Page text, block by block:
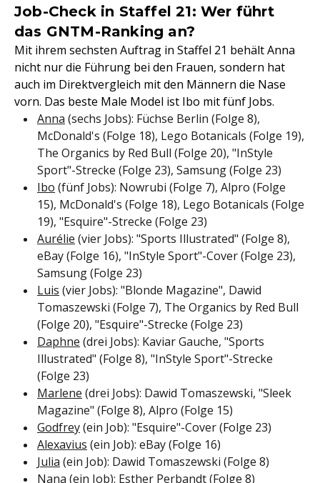
Job-Check in Staffel 21: Wer führt
das GNTM-Ranking an?
Mit ihrem sechsten Auftrag in Staffel 21 behält Anna
nicht nur die Führung bei den Frauen, sondern hat
auch im Direktvergleich mit den Männern die Nase
vorn. Das beste Male Model ist Ibo mit fünf Jobs.
Anna (sechs Jobs): Füchse Berlin (Folge 8),
McDonald's (Folge 18), Lego Botanicals (Folge 19),
The Organics by Red Bull (Folge 20), "InStyle
Sport"-Strecke (Folge 23), Samsung (Folge 23)
Ibo (fünf Jobs): Nowrubi (Folge 7), Alpro (Folge
15), McDonald's (Folge 18), Lego Botanicals (Folge
19), "Esquire"-Strecke (Folge 23)
Aurélie (vier Jobs): "Sports Illustrated" (Folge 8),
eBay (Folge 16), "InStyle Sport"-Cover (Folge 23),
Samsung (Folge 23)
Luis (vier Jobs): "Blonde Magazine", Dawid
Tomaszewski (Folge 7), The Organics by Red Bull
(Folge 20), "Esquire"-Strecke (Folge 23)
Daphne (drei Jobs): Kaviar Gauche, "Sports
Illustrated" (Folge 8), "InStyle Sport"-Strecke
(Folge 23)
Marlene (drei Jobs): Dawid Tomaszewski, "Sleek
Magazine" (Folge 8), Alpro (Folge 15)
Godfrey(ein Job): "Esquire"-Cover (Folge 23)
Alexavius (ein Job): eBay (Folge 16)
Julia (ein Job): Dawid Tomaszewski (Folge 8)
Nana (ein Job): Esther Perbandt (Folge 8)